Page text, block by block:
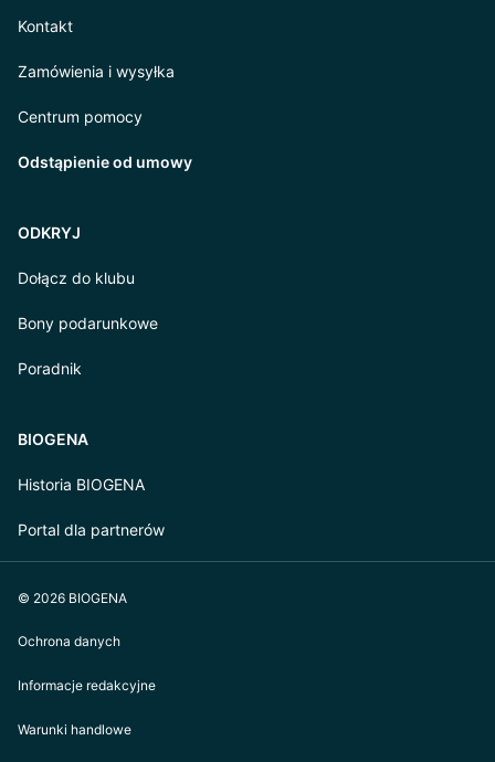
Kontakt
Zamówienia i wysyłka
Centrum pomocy
Odstąpienie od umowy
ODKRYJ
Dołącz do klubu
Bony podarunkowe
Poradnik
BIOGENA
Historia BIOGENA
Portal dla partnerów
© 2026 BIOGENA
Ochrona danych
Informacje redakcyjne
Warunki handlowe